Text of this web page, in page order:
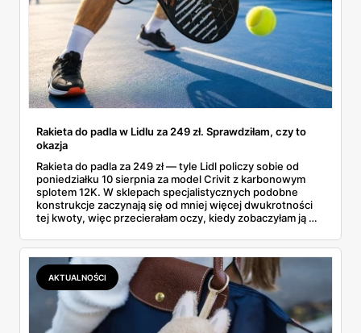
Rakieta do padla w Lidlu za 249 zł. Sprawdziłam, czy to
okazja
Rakieta do padla za 249 zł — tyle Lidl policzy sobie od
poniedziałku 10 sierpnia za model Crivit z karbonowym
splotem 12K. W sklepach specjalistycznych podobne
konstrukcje zaczynają się od mniej więcej dwukrotności
tej kwoty, więc przecierałam oczy, kiedy zobaczyłam ją w
najszybciej rosnący sport w Polsce: kortów przybywa
lawinowo, a chętnych jeszcze szybciej. Sprawdziłam, co
dokładnie dostajemy za te pieniądze i komu taka rakieta
faktycznie wystarczy.
AKTUALNOŚCI